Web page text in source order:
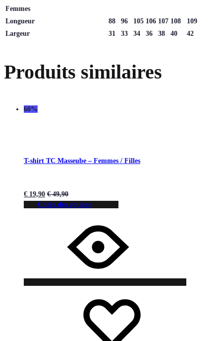
Femmes
Longueur
88 96 105 106 107 108
109
Largeur
31 33 34 36 38 40 42
Produits similaires
60%
T-shirt TC Masseube – Femmes / Filles
€ 19,90 €49,90
Choix des options